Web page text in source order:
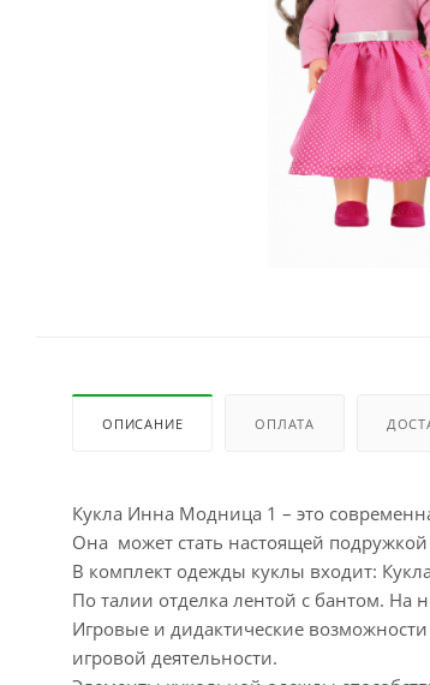
ОПИСАНИЕ ОПЛАТА
Кукла Инна Модница 1 – это
Она может стать настоящей
В комплект одежды куклы входит:
По талии отделка лентой с бантом. На
Игровые и дидактические
игровой деятельности.